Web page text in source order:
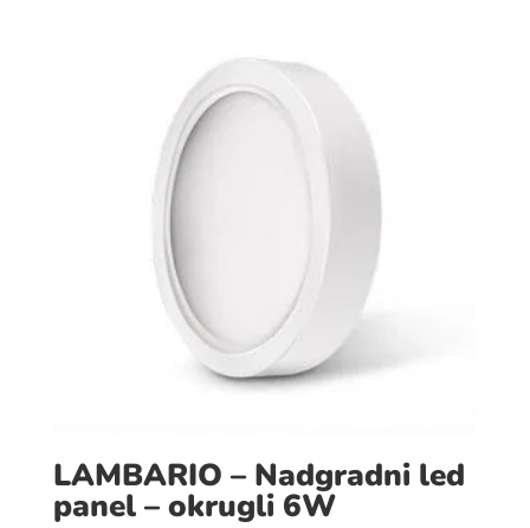
LAMBARIO – Nadgradni led
panel – okrugli 6W